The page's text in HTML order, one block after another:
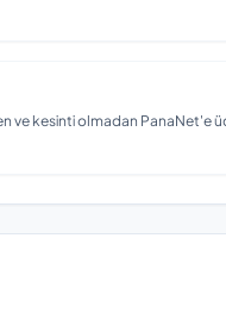
ve kesinti olmadan PanaNet'e